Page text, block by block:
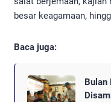
besar keagamaan,
Baca juga:
Bulan